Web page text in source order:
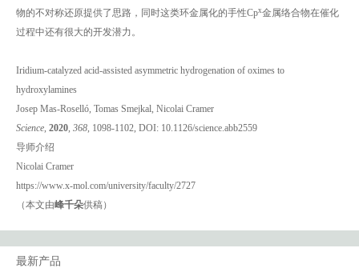
物的不对称还原提供了思路，同时这类环金属化的手性Cpx金属络合物在催化
过程中还有很大的开发潜力。
Iridium-catalyzed acid-assisted asymmetric hydrogenation of oximes to
hydroxylamines
Josep Mas-Roselló, Tomas Smejkal, Nicolai Cramer
Science, 2020, 368, 1098-1102, DOI: 10.1126/science.abb2559
导师介绍
Nicolai Cramer
https://www.x-mol.com/university/faculty/2727
（本文由峰千朵供稿）
最新产品